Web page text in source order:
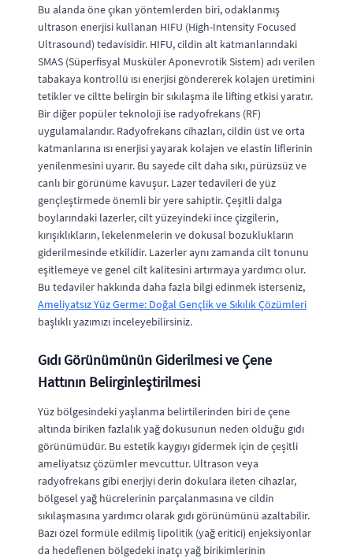
Bu alanda öne çıkan yöntemlerden biri, odaklanmış
ultrason enerjisi kullanan HIFU (High-Intensity Focused
Ultrasound) tedavisidir. HIFU, cildin alt katmanlarındaki
SMAS (Süperfisyal Musküler Aponevrotik Sistem) adı verilen
tabakaya kontrollü ısı enerjisi göndererek kolajen üretimini
tetikler ve ciltte belirgin bir sıkılaşma ile lifting etkisi yaratır.
Bir diğer popüler teknoloji ise radyofrekans (RF)
uygulamalarıdır. Radyofrekans cihazları, cildin üst ve orta
katmanlarına ısı enerjisi yayarak kolajen ve elastin liflerinin
yenilenmesini uyarır. Bu sayede cilt daha sıkı, pürüzsüz ve
canlı bir görünüme kavuşur. Lazer tedavileri de yüz
gençleştirmede önemli bir yere sahiptir. Çeşitli dalga
boylarındaki lazerler, cilt yüzeyindeki ince çizgilerin,
kırışıklıkların, lekelenmelerin ve dokusal bozuklukların
giderilmesinde etkilidir. Lazerler aynı zamanda cilt tonunu
eşitlemeye ve genel cilt kalitesini artırmaya yardımcı olur.
Bu tedaviler hakkında daha fazla bilgi edinmek isterseniz,
Ameliyatsız Yüz Germe: Doğal Gençlik ve Sıkılık Çözümleri
başlıklı yazımızı inceleyebilirsiniz.
Gıdı Görünümünün Giderilmesi ve Çene
Hattının Belirginleştirilmesi
Yüz bölgesindeki yaşlanma belirtilerinden biri de çene
altında biriken fazlalık yağ dokusunun neden olduğu gıdı
görünümüdür. Bu estetik kaygıyı gidermek için de çeşitli
ameliyatsız çözümler mevcuttur. Ultrason veya
radyofrekans gibi enerjiyi derin dokulara ileten cihazlar,
bölgesel yağ hücrelerinin parçalanmasına ve cildin
sıkılaşmasına yardımcı olarak gıdı görünümünü azaltabilir.
Bazı özel formüle edilmiş lipolitik (yağ eritici) enjeksiyonlar
da hedeflenen bölgedeki inatçı yağ birikimlerinin